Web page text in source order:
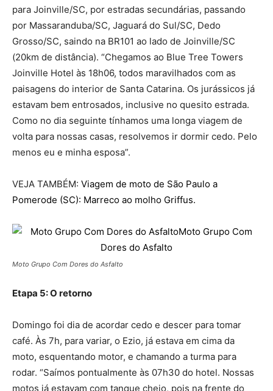
para Joinville/SC, por estradas secundárias, passando
por Massaranduba/SC, Jaguará do Sul/SC, Dedo
Grosso/SC, saindo na BR101 ao lado de Joinville/SC
(20km de distância). “Chegamos ao Blue Tree Towers
Joinville Hotel às 18h06, todos maravilhados com as
paisagens do interior de Santa Catarina. Os jurássicos já
estavam bem entrosados, inclusive no quesito estrada.
Como no dia seguinte tínhamos uma longa viagem de
volta para nossas casas, resolvemos ir dormir cedo. Pelo
menos eu e minha esposa”.
VEJA TAMBÉM: Viagem de moto de São Paulo a
Pomerode (SC): Marreco ao molho Griffus.
Moto Grupo Com Dores do Asfalto
Etapa 5: O retorno
Domingo foi dia de acordar cedo e descer para tomar
café. Às 7h, para variar, o Ezio, já estava em cima da
moto, esquentando motor, e chamando a turma para
rodar. “Saímos pontualmente às 07h30 do hotel. Nossas
motos já estavam com tanque cheio, pois na frente do